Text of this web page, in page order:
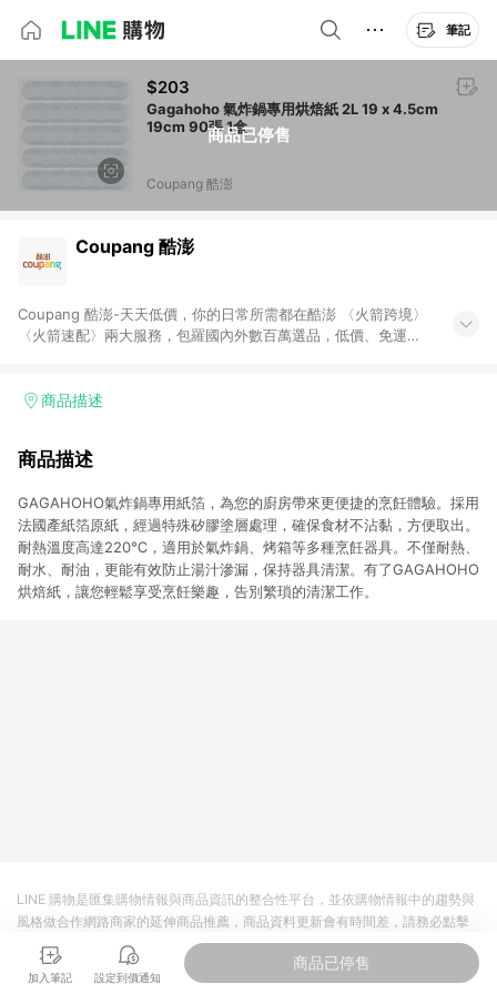
筆記
商品已停售
$203
Gagahoho 氣炸鍋專用烘焙紙 2L 19 x 4.5cm
19cm 90張 1盒
Coupang 酷澎
Coupang 酷澎
Coupang 酷澎-天天低價，你的日常所需都在酷澎 〈火箭跨境〉
〈火箭速配〉兩大服務，包羅國內外數百萬選品，低價、免運，
加入WOW會員告別湊免運，火箭速配、火箭跨境優質選品不限金
商品描述
商品描述
GAGAHOHO氣炸鍋專用紙箔，為您的廚房帶來更便捷的烹飪體驗。採用
法國產紙箔原紙，經過特殊矽膠塗層處理，確保食材不沾黏，方便取出。
耐熱溫度高達220℃，適用於氣炸鍋、烤箱等多種烹飪器具。不僅耐熱、
耐水、耐油，更能有效防止湯汁滲漏，保持器具清潔。有了GAGAHOHO
烘焙紙，讓您輕鬆享受烹飪樂趣，告別繁瑣的清潔工作。
加入筆記 設定到價通知
商品已停售
LINE 購物是匯集購物情報與商品資訊的整合性平台，並依購物情報中的趨勢與
風格做合作網路商家的延伸商品推薦，商品資料更新會有時間差，請務必點擊
商品至各合作網路商家，確認現售價與購物條件，一切資訊以合作廠商網頁為
準。